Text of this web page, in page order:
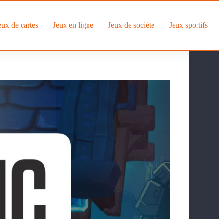
de cartes Jeux en ligne Jeux de société Jeux sportifs